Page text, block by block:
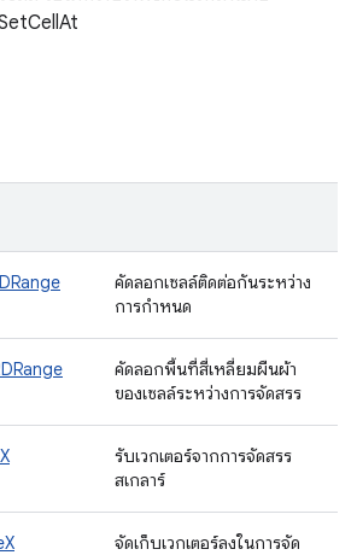
คัดลอกเซลล์ติดต่อกันระหว่าง
การกําหนด
คัดลอกพื้นที่สี่เหลี่ยมผืนผ้า
ของเซลล์ระหว่างการจัดสรร
รับเวกเตอร์จากการจัดสรร
สเกลาร์
จัดเก็บเวกเตอร์ลงในการจัด